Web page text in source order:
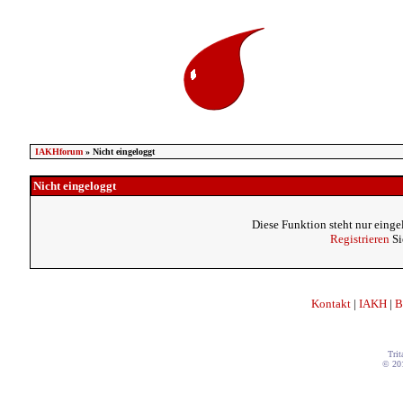
IAKHforum» Nicht eingeloggt
Nicht eingeloggt
Diese Funktion steht nur
Registrieren
Kontakt | IAKH |
©